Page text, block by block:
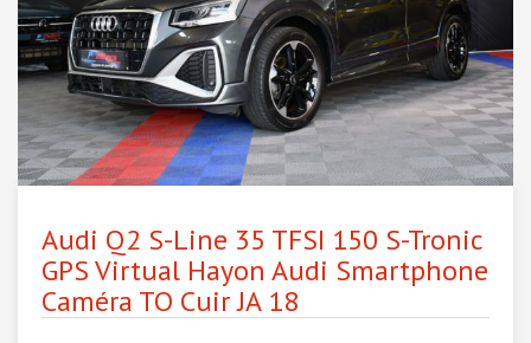
Audi Q2 S-Line 35 TFSI 150 S-Tronic
GPS Virtual Hayon Audi Smartphone
Caméra TO Cuir JA 18